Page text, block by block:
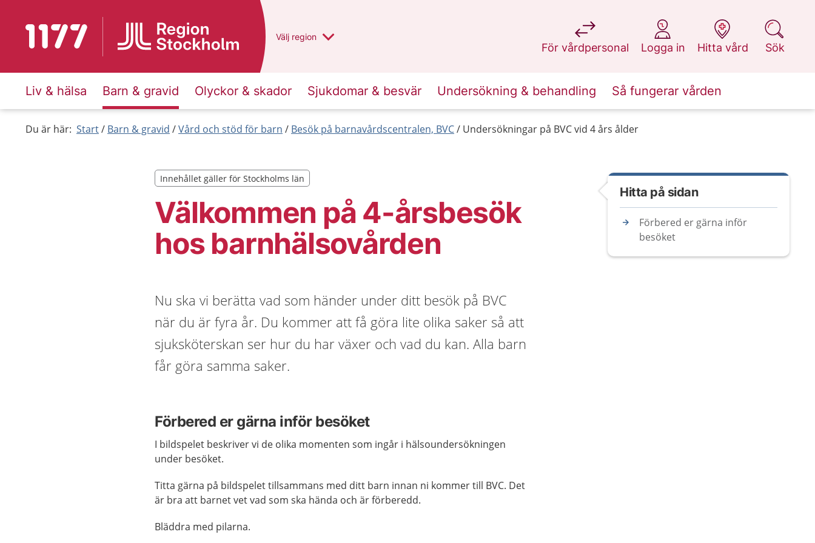
Till startsidan för 1177 Du har valt region
Välj en annan
region
För vårdpersonal
på 1177.se
Logga in
på 1177.se
Hitta vård
på 1177.se
Sök
på 1177.se
Liv & hälsa Barn & gravid Olyckor & skador Sjukdomar & besvär Undersökning & behandling Så fungerar vården
Du är här: Start Barn & gravid Vård och stöd för barn Besök på barnavårdscentralen, BVC Undersökningar på BVC vid 4 års ålder
Välkommen på 4-årsbesök
hos barnhälsovården
Innehållet gäller för Stockholms län
Innehållet gäller för Stockholms län
Nu ska vi berätta vad som händer under ditt besök på BVC
när du är fyra år. Du kommer att få göra lite olika saker så att
sjuksköterskan ser hur du har växer och vad du kan. Alla barn
får göra samma saker.
Förbered er gärna inför besöket
I bildspelet beskriver vi de olika momenten som ingår i hälsoundersökningen
under besöket.
Titta gärna på bildspelet tillsammans med ditt barn innan ni kommer till BVC. Det
är bra att barnet vet vad som ska hända och är förberedd.
Bläddra med pilarna.
Hitta på sidan
Förbered er gärna inför
besöket